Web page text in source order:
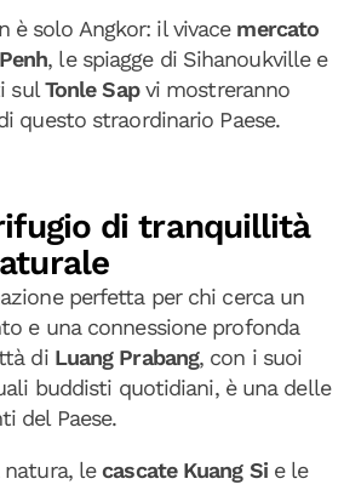
è solo Angkor: il vivace mercato
, le spiagge di Sihanoukville e
sul Tonle Sapvi mostreranno
questo straordinario Paese.
di tranquillità
perfetta per chi cerca un
e una connessione profonda
di Luang Prabang, con i suoi
buddisti quotidiani, è una delle
del Paese.
natura, lecascate Kuang Sie le